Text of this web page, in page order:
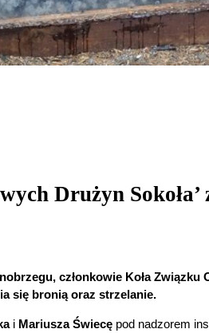
Drużyn
członkowie Koła
się bronią oraz strzelanie.
i Mariusza Świecę pod nadzorem